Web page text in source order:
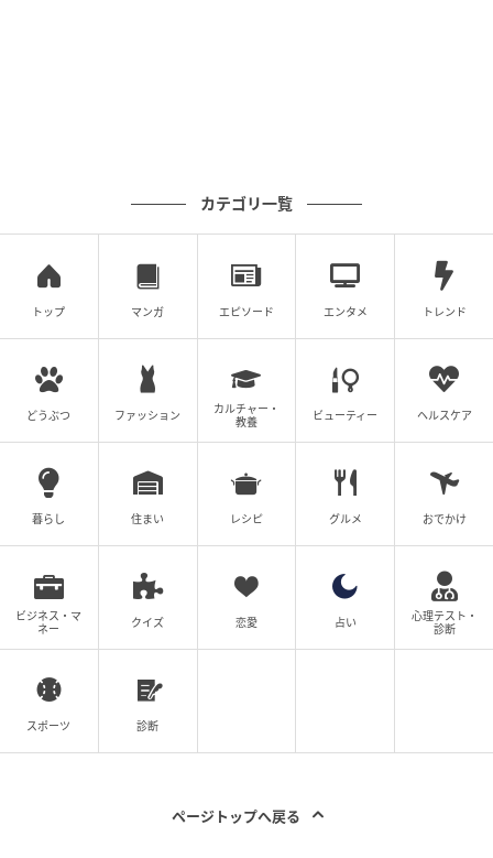
カテゴリ一覧
トップ マンガ エピソード エンタメ トレンド
どうぶつ ファッション
カルチャー・
教養
ビューティー ヘルスケア
暮らし 住まい レシピ グルメ おでかけ
ビジネス・マ
ネー
クイズ 恋愛 占い
心理テスト・
診断
スポーツ 診断
ページトップへ戻る